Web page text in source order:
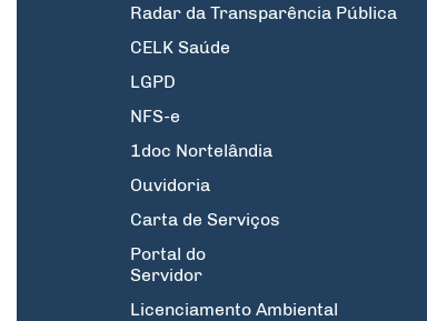
Radar da Transparência Pública
CELK Saúde
LGPD
NFS-e
1doc Nortelândia
Ouvidoria
Carta de Serviços
Portal do
Servidor
Licenciamento Ambiental